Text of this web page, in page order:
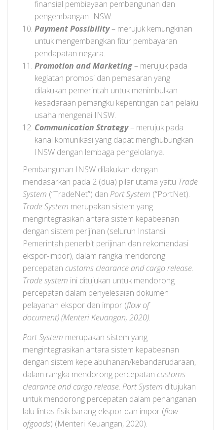
finansial pembiayaan pembangunan dan
pengembangan INSW.
Payment Possibility­– merujuk kemungkinan
untuk mengembangkan fitur pembayaran
pendapatan negara.
Promotion and Marketing– merujuk pada
kegiatan promosi dan pemasaran yang
dilakukan pemerintah untuk menimbulkan
kesadaraan pemangku kepentingan dan pelaku
usaha mengenai INSW.
Communication Strategy– merujuk pada
kanal komunikasi yang dapat menghubungkan
INSW dengan lembaga pengelolanya.
Pembangunan INSW dilakukan dengan
mendasarkan pada 2 (dua) pilar utama yaitu Trade
System (“TradeNet”) dan Port System (“PortNet).
Trade System merupakan sistem yang
mengintegrasikan antara sistem kepabeanan
dengan sistem perijinan (seluruh Instansi
Pemerintah penerbit perijinan dan rekomendasi
ekspor-impor), dalam rangka mendorong
percepatan customs clearance and cargo release.
Trade system ini ditujukan untuk mendorong
percepatan dalam penyelesaian dokumen
pelayanan ekspor dan impor (flow of
document) (Menteri Keuangan, 2020).
Port System merupakan sistem yang
mengintegrasikan antara sistem kepabeanan
dengan sistem kepelabuhanan/kebandarudaraan,
dalam rangka mendorong percepatan customs
clearance and cargo release. Port System ditujukan
untuk mendorong percepatan dalam penanganan
lalu lintas fisik barang ekspor dan impor (flow
ofgoods) (Menteri Keuangan, 2020).